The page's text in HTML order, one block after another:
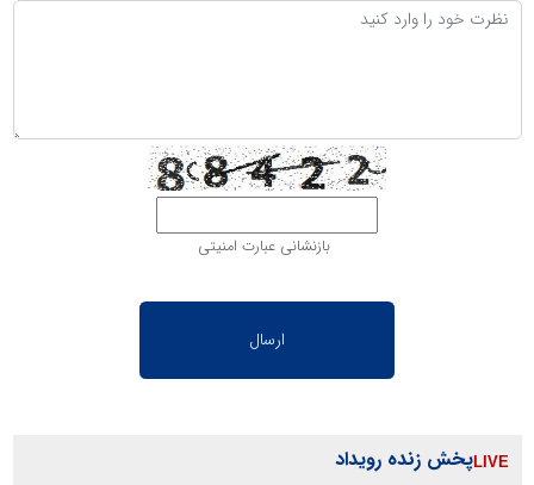
بازنشانی عبارت امنیتی
پخش زنده رویداد